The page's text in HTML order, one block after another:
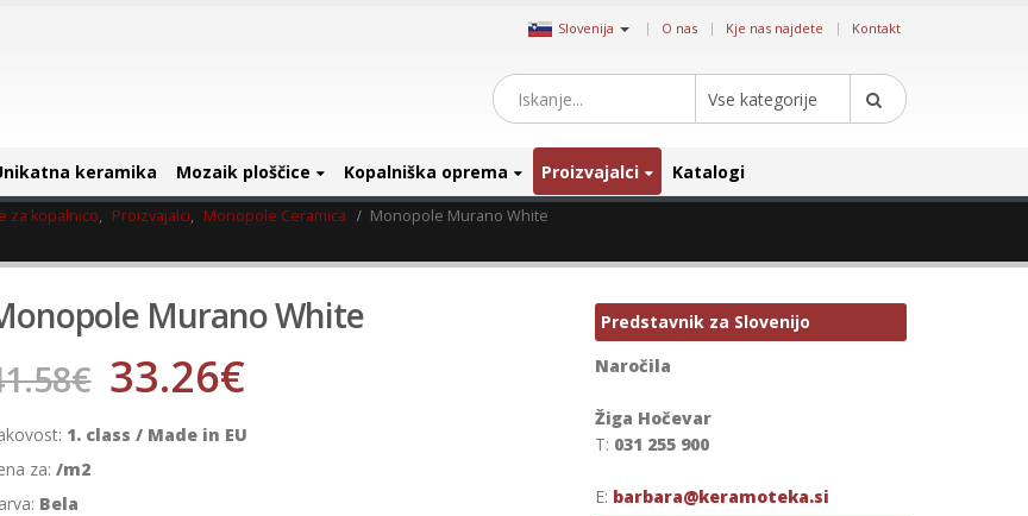
Slovenija | O nas Kje nas najdete Kontakt
Vse kategorije
keramika Mozaik ploščice Kopalniška oprema Proizvajalci Katalogi
za kopalnico, Proizvajalci, Monopole Ceramica Monopole Murano White
Murano White
€ 33.26€
1. class / Made in EU
za: /m2
Bela
Predstavnik za Slovenijo
Naročila
Žiga Hočevar
T: 031 255 900
E: barbara@keramoteka.si